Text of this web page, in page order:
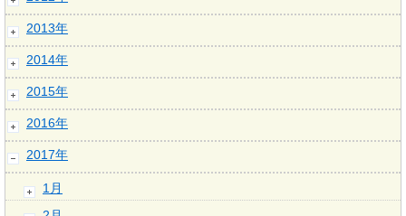
2013年
2014年
2015年
2016年
2017年
1月